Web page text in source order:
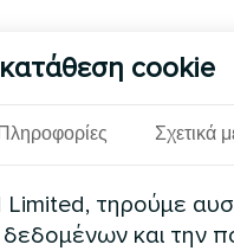
cookie
Πληροφορίες Σχετικά
τηρούμε
και την